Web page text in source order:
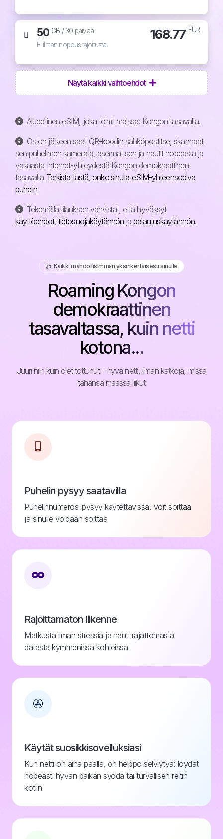
50 GB /30 päivää
Ei ilman nopeusrajoitusta
168.77 EUR
Näytä kaikki vaihtoehdot
Alueellinen eSIM, joka toimii maissa: Kongon tasavalta.
Oston jälkeen saat QR-koodin sähköpostitse, skannaat
sen puhelimen kameralla, asennat sen ja nautit nopeasta ja
vakaasta Internet-yhteydestä Kongon demokraattinen
tasavalta Tarkista tästä, onko sinulla eSIM-yhteensopiva
puhelin
Tekemällä tilauksen vahvistat, että hyväksyt
käyttöehdot, tietosuojakäytännönjapalautuskäytännön.
👍️ Kaikki mahdollisimman yksinkertaisesti sinulle
Roaming Kongon
demokraattinen
tasavaltassa, kuin netti
kotona...
Juuri niin kuin olet tottunut – hyvä netti, ilman katkoja, missä
tahansa maassa liikut
Puhelin pysyy saatavilla
Puhelinnumerosi pysyy käytettävissä. Voit soittaa
ja sinulle voidaan soittaa
Rajoittamaton liikenne
Matkusta ilman stressiä ja nauti rajattomasta
datasta kymmenissä kohteissa
Käytät suosikkisovelluksiasi
Kun netti on aina päällä, on helppo selviytyä: löydät
nopeasti hyvän paikan syödä tai turvallisen reitin
kotiin